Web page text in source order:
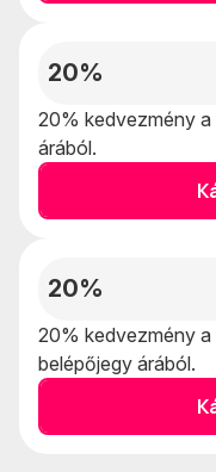
20%
20% kedvezmény a
árából.
20%
20% kedvezmény
belépőjegy árából.